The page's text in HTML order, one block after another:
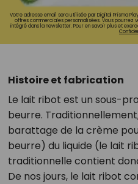
Votre adresse email sera utilisée par Digital Prisma
offres commerciales personnalisées. Vous pourrez
intégré dans la newsletter. Pour en savoir plus et
Histoire et fabrication
Le lait ribot est un sous-
beurre.
barattage de la crème
beurre) du liquide (le lait
traditionnelle contient
De nos jours, le lait ribot